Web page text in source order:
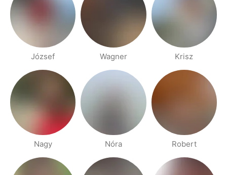
József Wagner Krisz
Nagy Nóra Robert